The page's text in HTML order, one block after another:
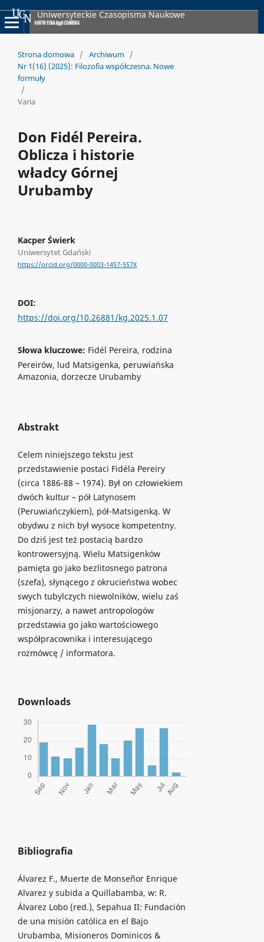
Uniwersyteckie Czasopisma Naukowe
Strona domowa / Archiwum /
Nr 1(16) (2025): Filozofia współczesna. Nowe
formuły
/
Varia
Don Fidél Pereira.
Oblicza i historie
władcy Górnej
Urubamby
Kacper Świerk
Uniwersytet Gdański
https://orcid.org/0000-0003-1457-557X
DOI:
https://doi.org/10.26881/kg.2025.1.07
Słowa kluczowe: Fidél Pereira, rodzina
Pereirów, lud Matsigenka, peruwiańska
Amazonia, dorzecze Urubamby
Abstrakt
Celem niniejszego tekstu jest
przedstawienie postaci Fidéla Pereiry
(circa 1886-88 – 1974). Był on człowiekiem
dwóch kultur – pół Latynosem
(Peruwiańczykiem), pół-Matsigenką. W
obydwu z nich był wysoce kompetentny.
Do dziś jest też postacią bardzo
kontrowersyjną. Wielu Matsigenków
pamięta go jako bezlitosnego patrona
(szefa), słynącego z okrucieństwa wobec
swych tubylczych niewolników, wielu zaś
misjonarzy, a nawet antropologów
przedstawia go jako wartościowego
współpracownika i interesującego
rozmówcę / informatora.
Downloads
Bibliografia
Álvarez F., Muerte de Monseñor Enrique
Alvarez y subida a Quillabamba, w: R.
Álvarez Lobo (red.), Sepahua II: Fundación
de una misión católica en el Bajo
Urubamba, Misioneros Dominicos &